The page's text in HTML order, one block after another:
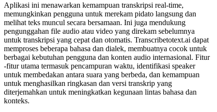
Aplikasi ini menawarkan kemampuan transkripsi real-time,
memungkinkan pengguna untuk merekam pidato langsung dan
melihat teks muncul secara bersamaan. Ini juga mendukung
pengunggahan file audio atau video yang direkam sebelumnya
untuk transkripsi yang cepat dan otomatis. Transcribetotext.ai dapat
memproses beberapa bahasa dan dialek, membuatnya cocok untuk
berbagai kebutuhan pengguna dan konten audio internasional. Fitur
-fitur utama termasuk pencampuran waktu, identifikasi speaker
untuk membedakan antara suara yang berbeda, dan kemampuan
untuk menghasilkan ringkasan dan versi transkrip yang
diterjemahkan untuk meningkatkan kegunaan lintas bahasa dan
konteks.